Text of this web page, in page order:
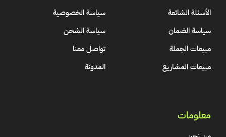
الأسئلة الشائعة
سياسة الضمان
مبيعات الجملة
مبيعات المشاريع
سياسة الخصوصية
سياسة الشحن
تواصل معنا
المدونة
معلومات